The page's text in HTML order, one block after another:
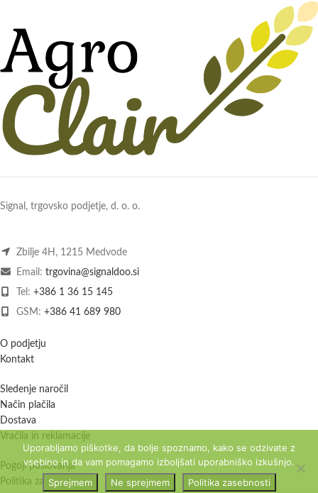
Signal, trgovsko podjetje, d. o. o.
Zbilje 4H, 1215 Medvode
Email: trgovina@signaldoo.si
Tel: +386 1 36 15 145
GSM: +386 41 689 980
O podjetju
Kontakt
Sledenje naročil
Način plačila
Dostava
Vračila in reklamacije
Pogoji poslovanja
Politika zasebnosti
Uporabljamo piškotke, da bolje spoznamo, kako se odzivate z
vsebino in da vam pomagamo izboljšati uporabniško izkušnjo.
Sprejmem
Ne sprejmem Politika zasebnosti